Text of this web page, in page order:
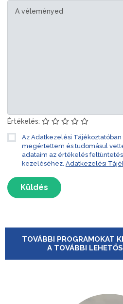
Értékelés:
Az Adatkezelési
megértettem és tudomásul
adataim az értékelés
kezeléséhez. Adatkezelési
Küldés
TOVÁBBI PROGRAMOKAT
A TOVÁBBI